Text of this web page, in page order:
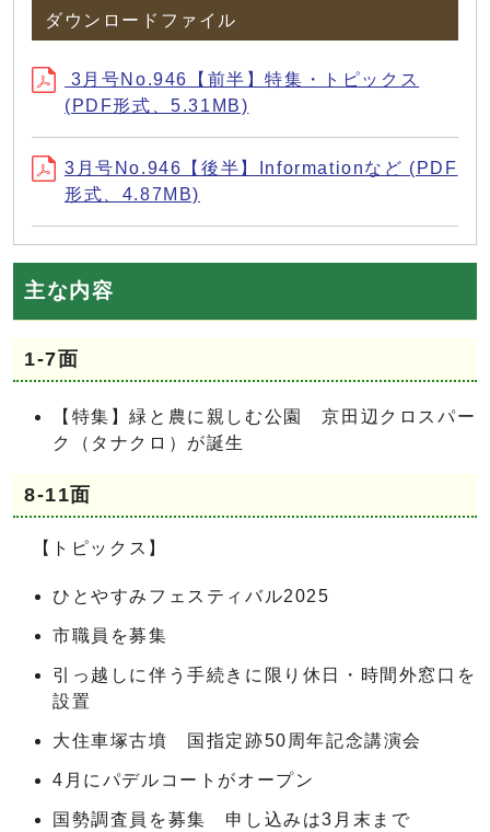
ダウンロードファイル
3月号No.946【前半】特集・トピックス
(PDF形式、5.31MB)
3月号No.946【後半】Informationなど (PDF
形式、4.87MB)
主な内容
1-7面
【特集】緑と農に親しむ公園 京田辺クロスパー
ク（タナクロ）が誕生
8-11面
【トピックス】
ひとやすみフェスティバル2025
市職員を募集
引っ越しに伴う手続きに限り休日・時間外窓口を
設置
大住車塚古墳 国指定跡50周年記念講演会
4月にパデルコートがオープン
国勢調査員を募集 申し込みは3月末まで